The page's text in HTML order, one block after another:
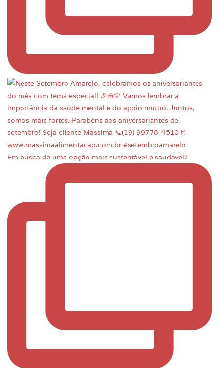
Em busca de uma opção mais sustentável e saudável?